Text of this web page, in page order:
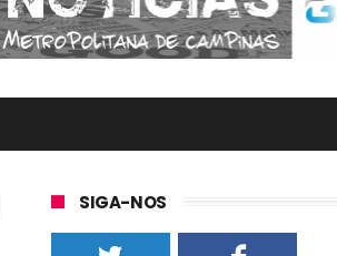
SIGA-NOS